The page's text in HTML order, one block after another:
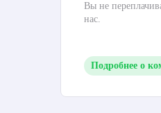
Вы не
нас.
Подробнее о